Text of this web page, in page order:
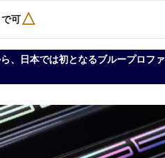
可△
、日本では初となるブループロフ